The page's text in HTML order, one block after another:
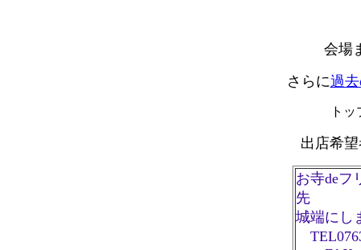
会場
さらに過
ト
出店希
お寺de
先
城端にし